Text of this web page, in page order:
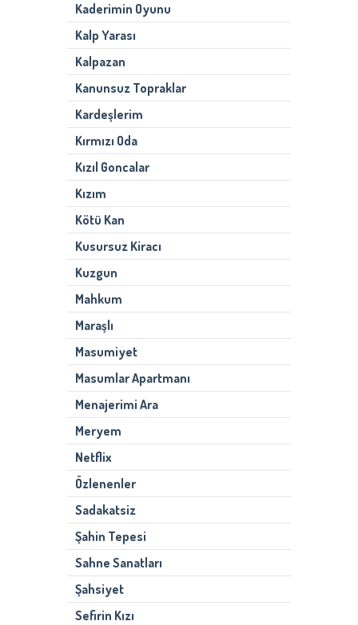
Kaderimin Oyunu
Kalp Yarası
Kalpazan
Kanunsuz Topraklar
Kardeşlerim
Kırmızı Oda
Kızıl Goncalar
Kızım
Kötü Kan
Kusursuz Kiracı
Kuzgun
Mahkum
Maraşlı
Masumiyet
Masumlar Apartmanı
Menajerimi Ara
Meryem
Netflix
Özlenenler
Sadakatsiz
Şahin Tepesi
Sahne Sanatları
Şahsiyet
Sefirin Kızı